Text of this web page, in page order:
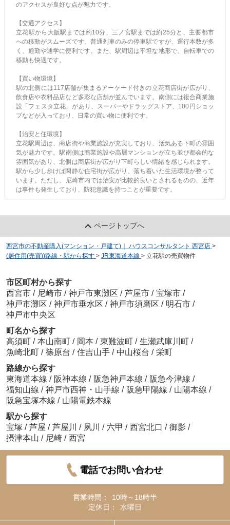
のアクセスが良好な点が魅力です。​
【交通アクセス】
立花駅から大阪駅までは約10分、三ノ宮駅までは約25分と、主要都市
への移動がスムーズです。​普通列車のみの停車駅ですが、運行本数が多
く、通勤や通学に便利です。​また、駅周辺は平坦な地形で、自転車での
移動も快適です。​​
【買い物環境】
駅の北側には117店舗が集まるアーケード付きの立花商店街が広がり、
飲食店や衣料品店など多彩な店舗が並んでいます。​南側には複合商業施
設「フェスタ立花」があり、スーパーやドラッグストア、100円ショッ
プなどが入っており、日常の買い物に便利です。​​
【治安と住環境】
立花駅周辺は、商店街や商業施設が充実しており、活気ある下町の雰囲
気が魅力です。​駅南側は商業施設や高層マンションが立ち並び都会的な
雰囲気があり、北側は商店街が広がり下町らしい情緒を感じられます。​
駅から少し歩けば閑静な住宅街が広がり、落ち着いた生活環境が整って
います。​ただし、尼崎市内では治安が比較的良いとされるものの、近年
は事件も発生しており、防犯意識を持つことが重要です。​​
ページトップへ
西宮市の不動産購入(マンション・戸建て)｜ ハウスコンサルタント 西宮店 >
(居住用(売買))路線・駅から探す > JR東海道本線 > 立花駅の売買物件
市区町村から探す
西宮市 / 尼崎市 / 神戸市東灘区 / 芦屋市 / 宝塚市 /
神戸市灘区 / 神戸市垂水区 / 神戸市須磨区 / 明石市 /
神戸市中央区
町名から探す
高須町 / 本山南町 / 岡本 / 東難波町 / 生瀬武庫川町 /
魚崎北町 / 篠原台 / 住吉山手 / 中山桜台 / 栄町
路線から探す
東海道本線 / 阪神本線 / 阪急神戸本線 / 阪急今津線 /
福知山線 / 神戸市西神・山手線 / 阪急甲陽線 / 山陽本線 /
阪急宝塚本線 / 山陽電鉄本線
駅から探す
宝塚 / 芦屋 / 芦屋川 / 夙川 / 六甲 / 西宮北口 / 御影 /
摂津本山 / 尼崎 / 西宮
電話でお問い合わせ
営業時間：
10時～18時半
定休日：
水曜日